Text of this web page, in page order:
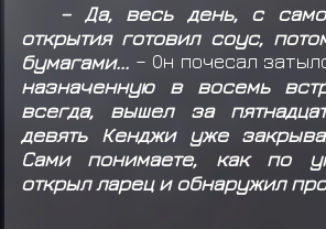
– Да, весь день, с
открытия готовил соус,
бумагами... – Он почесал
назначенную в восемь
всегда, вышел за
девять Кенджи уже
Сами понимаете, как по
открыл ларец и обнаружил